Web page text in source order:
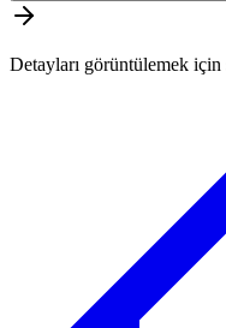
Detayları görüntülemek